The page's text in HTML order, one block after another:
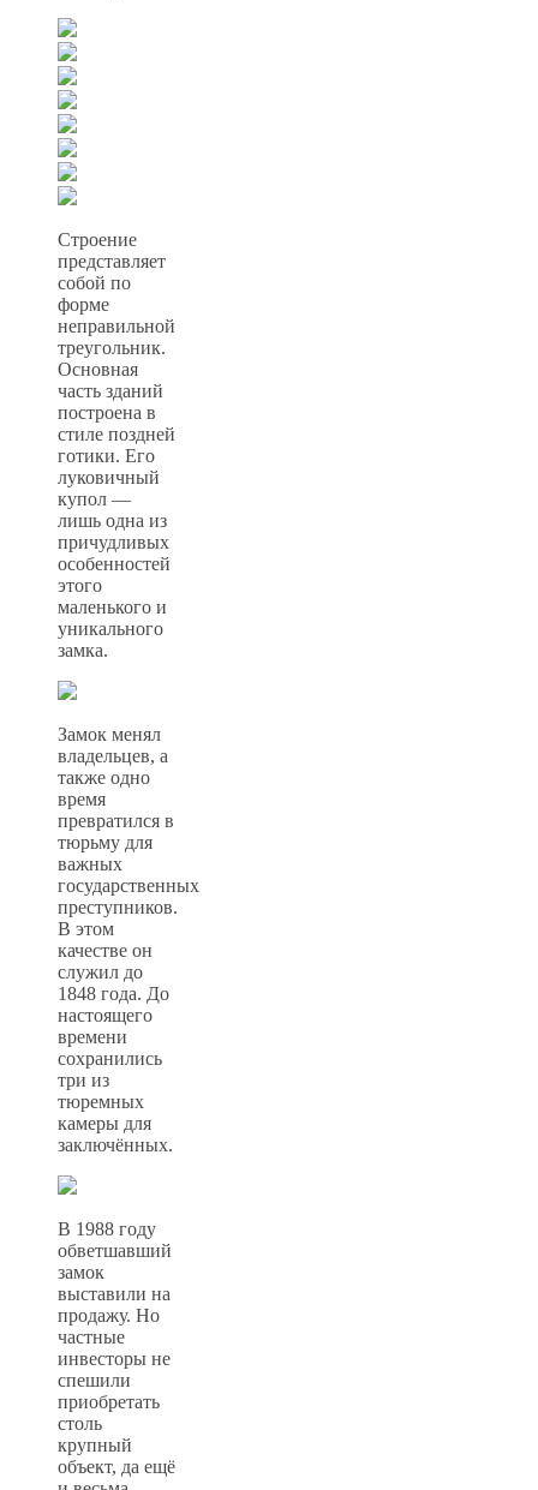
Строение
представляет
собой по
форме
неправильной
треугольник.
Основная
часть зданий
построена в
стиле поздней
готики. Его
луковичный
купол —
лишь одна из
причудливых
особенностей
этого
маленького и
уникального
замка.
Замок менял
владельцев, а
также одно
время
превратился в
тюрьму для
важных
государственных
преступников.
В этом
качестве он
служил до
1848 года. До
настоящего
времени
сохранились
три из
тюремных
камеры для
заключённых.
В 1988 году
обветшавший
замок
выставили на
продажу. Но
частные
инвесторы не
спешили
приобретать
столь
крупный
объект, да ещё